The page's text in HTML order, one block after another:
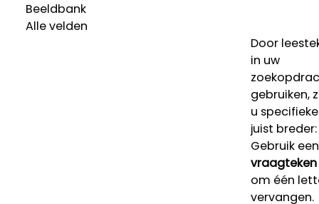
Beeldbank
Alle velden
Door
in uw
gebruiken,
u
juist breder:
Gebruik een
om één
vervangen.